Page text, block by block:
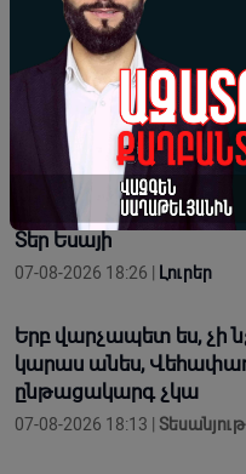
Այս օրը պատմության
ամոթի ու
Նախիջևանի հայոց թեմ
07-08-2026 18:28 |Լուրեր
Հոգևորականին
կոչելը բացահայտ
Տեր Եսայի
07-08-2026 18:26 | Լուրեր
Երբ վարչապետ ես, չի
կարաս անես,
ընթացակարգ չկա
07-08-2026 18:13 |